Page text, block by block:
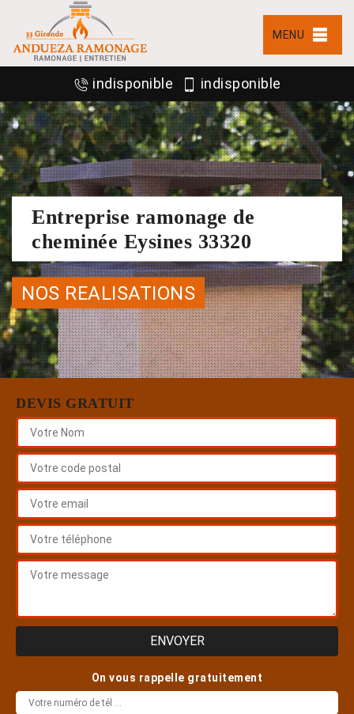
MENU
indisponible indisponible
Entreprise ramonage de
cheminée Eysines 33320
NOS REALISATIONS
DEVIS GRATUIT
On vous rappelle gratuitement